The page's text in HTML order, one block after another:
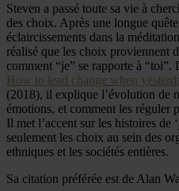
Steven a passé toute sa vie à
des choix. Après une longue
éclaircissements dans la
réalisé que les choix proviennent
comment “je” se rapporte à “toi”.
How to lead change when
(2018), il explique l’évolution de
émotions, et comment les réguler
Il met l’accent sur les histoires de
seulement les choix au sein des
ethniques et les sociétés entières.
Sa citation préférée est de Alan